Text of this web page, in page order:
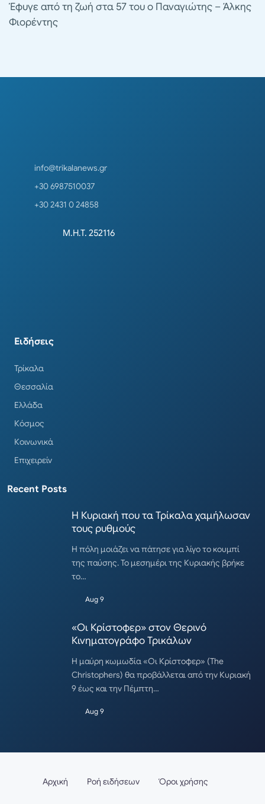
Έφυγε από τη ζωή στα 57 του ο Παναγιώτης – Άλκης
Φιορέντης
info@trikalanews.gr
+30 6987510037
+30 2431 0 24858
Μ.Η.Τ. 252116
Ειδήσεις
Τρίκαλα
Θεσσαλία
Ελλάδα
Κόσμος
Κοινωνικά
Επιχειρείν
Recent Posts
Η Κυριακή που τα Τρίκαλα χαμήλωσαν
τους ρυθμούς
Η πόλη μοιάζει να πάτησε για λίγο το κουμπί
της παύσης. Το μεσημέρι της Κυριακής βρήκε
το…
Aug 9
«Οι Κρίστοφερ» στον Θερινό
Κινηματογράφο Τρικάλων
Η μαύρη κωμωδία «Οι Κρίστοφερ» (The
Christophers) θα προβάλλεται από την Κυριακή
9 έως και την Πέμπτη…
Aug 9
Αρχική Ροή ειδήσεων Όροι χρήσης